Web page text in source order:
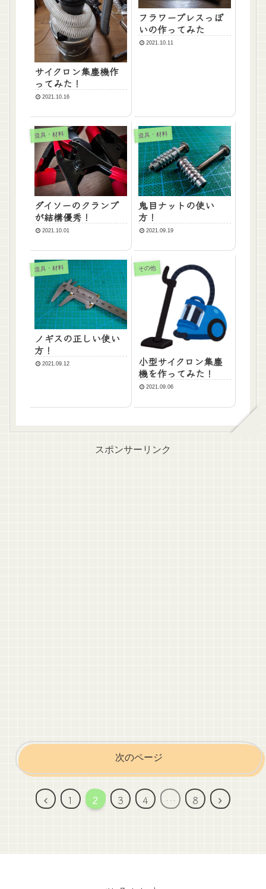
サイクロン集塵機作
ってみた！
2021.10.16
フラワープレスっぽ
いの作ってみた
2021.10.11
道具・材料
ダイソーのクランプ
が結構優秀！
2021.10.01
道具・材料
鬼目ナットの使い
方！
2021.09.19
道具・材料
ノギスの正しい使い
方！
2021.09.12
その他
小型サイクロン集塵
機を作ってみた！
2021.09.06
スポンサーリンク
次のページ
前
1 2 3 4 … 8
次